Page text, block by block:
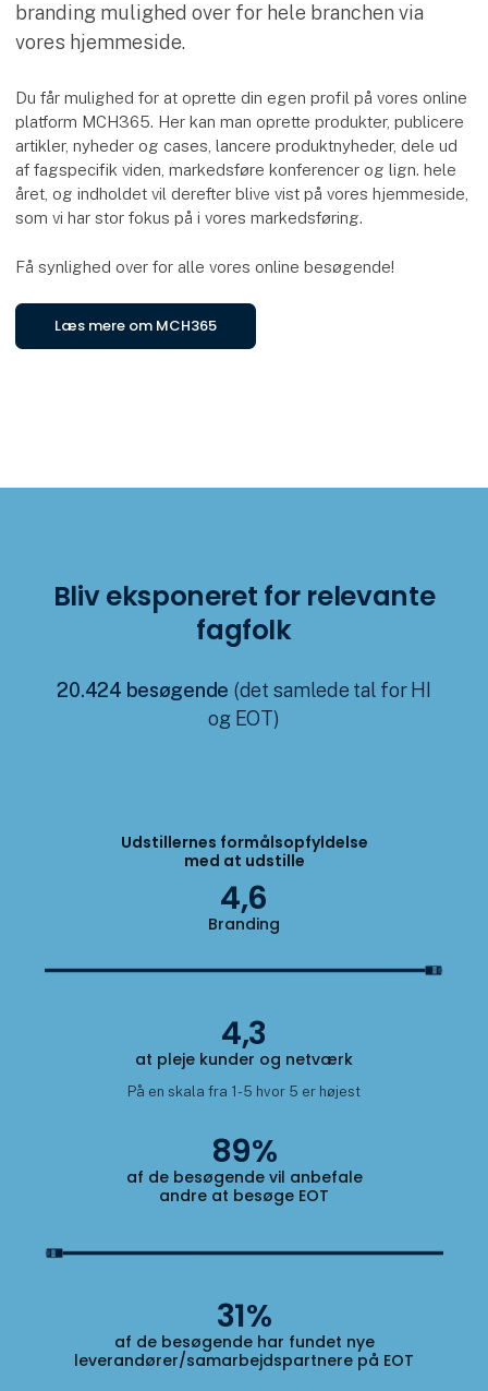
branding mulighed over for hele branchen via
vores hjemmeside.
Du får mulighed for at oprette din egen profil på vores online
platform MCH365. Her kan man oprette produkter, publicere
artikler, nyheder og cases, lancere produktnyheder, dele ud
af fagspecifik viden, markedsføre konferencer og lign. hele
året, og indholdet vil derefter blive vist på vores hjemmeside,
som vi har stor fokus på i vores markedsføring.
Få synlighed over for alle vores online besøgende!
Læs mere om MCH365
Bliv eksponeret for relevante
fagfolk
20.424 besøgende (det samlede tal for HI
og EOT)
Udstillernes formålsopfyldelse
med at udstille
4,6
Branding
4,3
at pleje kunder og netværk
På en skala fra 1-5 hvor 5 er højest
89%
af de besøgende vil anbefale
andre at besøge EOT
31%
af de besøgende har fundet nye
leverandører/samarbejdspartnere på EOT